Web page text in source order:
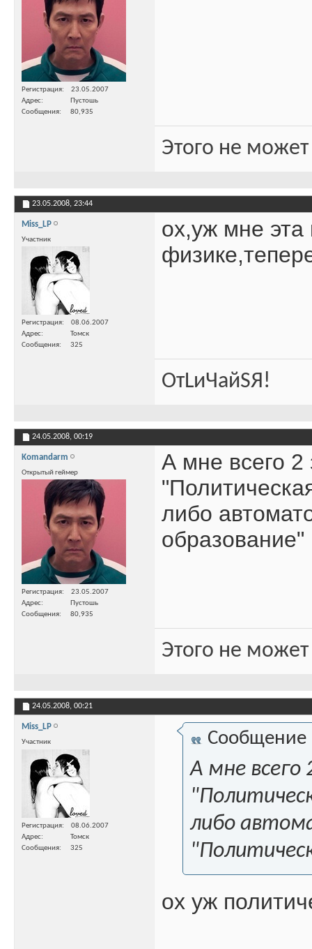
Регистрация
23.05.2007
Адрес
Пустошь
Сообщения
80,935
Этого не
23.05.2008, 23:44
Miss_LP
Участник
Регистрация
08.06.2007
Адрес
Томск
Сообщения
325
ох,уж мне эта
ОтLиЧайSЯ!
24.05.2008, 00:19
Komandarm
Открытый геймер
Регистрация
23.05.2007
Адрес
Пустошь
Сообщения
80,935
А мне всего 2
либо
образование"
Этого не
24.05.2008, 00:21
Miss_LP
Участник
Регистрация
08.06.2007
Адрес
Томск
Сообщения
325
Сообщение
А мне всего
либо
ох уж